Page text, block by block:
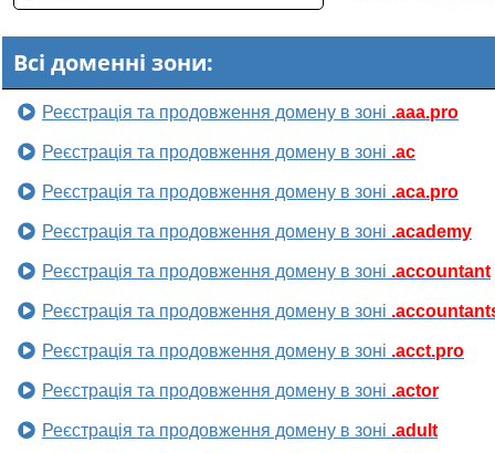
Всі доменні зони:
Реєстрація та продовження домену в зоні .aaa.pro
Реєстрація та продовження домену в зоні .ac
Реєстрація та продовження домену в зоні .aca.pro
Реєстрація та продовження домену в зоні .academy
Реєстрація та продовження домену в зоні .accountant
Реєстрація та продовження домену в зоні
Реєстрація та продовження домену в зоні .acct.pro
Реєстрація та продовження домену в зоні .actor
Реєстрація та продовження домену в зоні .adult